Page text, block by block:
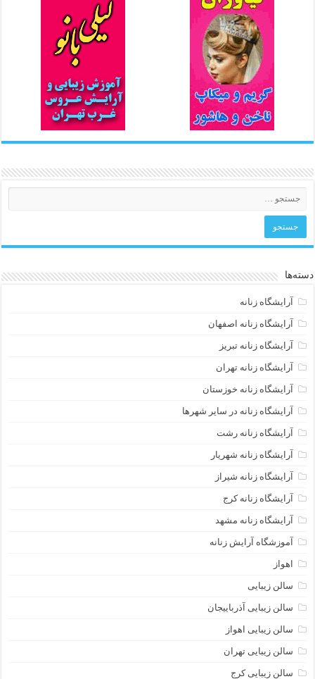
دسته‌ها
آرایشگاه زنانه
آرایشگاه زنانه اصفهان
آرایشگاه زنانه تبریز
آرایشگاه زنانه تهران
آرایشگاه زنانه خوزستان
آرایشگاه زنانه در سایر شهرها
آرایشگاه زنانه رشت
آرایشگاه زنانه شهریار
آرایشگاه زنانه شیراز
آرایشگاه زنانه کرج
آرایشگاه زنانه مشهد
آموزشگاه آرایش زنانه
اهواز
سالن زیبایی
سالن زیبایی آذرباییجان
سالن زیبایی اهواز
سالن زیبایی تهران
سالن زیبایی کرج